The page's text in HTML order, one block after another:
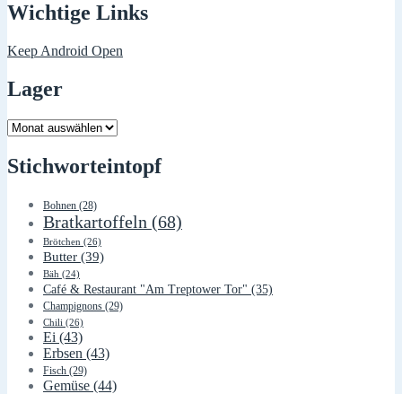
Wichtige Links
Keep Android Open
Lager
Lager
Stichworteintopf
Bohnen (28)
Bratkartoffeln (68)
Brötchen (26)
Butter (39)
Bäh (24)
Café & Restaurant "Am Treptower Tor" (35)
Champignons (29)
Chili (26)
Ei (43)
Erbsen (43)
Fisch (29)
Gemüse (44)